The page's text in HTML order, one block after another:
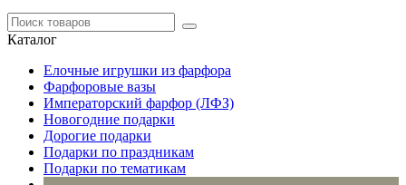
Каталог
Елочные игрушки из фарфора
Фарфоровые вазы
Императорский фарфор (ЛФЗ)
Новогодние подарки
Дорогие подарки
Подарки по праздникам
Подарки по тематикам